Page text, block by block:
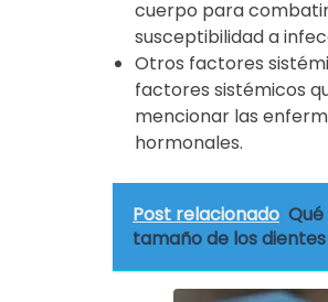
cuerpo para
susceptibilidad a
Otros factores
factores sistémicos
mencionar las
hormonales.
Post relacionado
tamaño de los dientes